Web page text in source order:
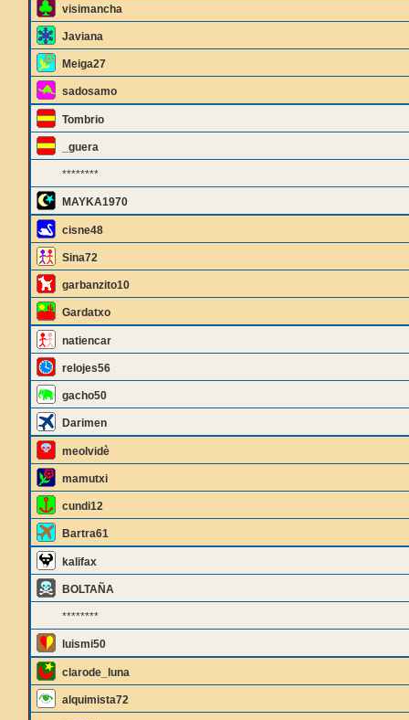
visimancha
Javiana
Meiga27
sadosamo
Tombrio
_guera
********
MAYKA1970
cisne48
Sina72
garbanzito10
Gardatxo
natiencar
relojes56
gacho50
Darimen
meolvidè
mamutxi
cundi12
Bartra61
kalifax
BOLTAÑA
********
luismi50
clarode_luna
alquimista72